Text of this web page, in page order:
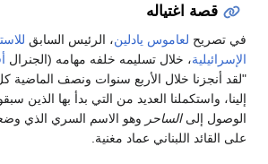
قصة اغتياله
في تصريح لعاموس يادلين، الرئيس السابق
الإسرائيلية، خلال تسليمه خلفه مهامه (الجنرال
"لقد أنجزنا خلال الأربع سنوات ونصف الماضية
إلينا، واستكملنا العديد من التي بدأ بها الذين
الوصول إلىالساحر
وهو الاسم السري الذي
على القائد اللبناني عماد مغنية.